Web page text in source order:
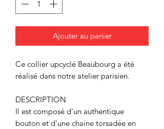
Ajouter au panier
Ce collier upcyclé Beaubourg a été
réalisé dans notre atelier parisien.
DESCRIPTION
Il est composé d'un authentique
bouton et d'une chaine torsadée en